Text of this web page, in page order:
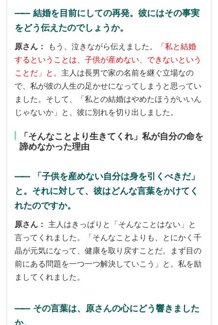
―― 結婚を目前にしての再発。彼にはその事実
をどう伝えたのでしょうか。
原さん もう、泣きながら伝えました。
「私と結婚
するということは、子供が産めない、できないという
ことだ」と。 主人は長男で家の名前を継ぐ立場なの
で、私が彼の人生の足かせになってしまうと思ってい
ました。そして、「私との結婚はやめたほうがいいん
じゃないか」と、彼に別れを切り出しました。
「そんなことより生きてくれ」私が自分の命を
諦めなかった理由
――
「子供を産めない自分は身を引くべきだ」
と。それに対して、彼はどんな言葉をかけてく
れたのですか。
原さん
主人はきっぱりと「そんなことはない」と
言ってくれました。「そんなことよりも、とにかく千
晶が元気になって、健康を取り戻すことだ。まず目の
前にある問題を一つ一つ解決していこう」と。私を励
ましてくれました。
―― その言葉は、原さんの心にどう響きました